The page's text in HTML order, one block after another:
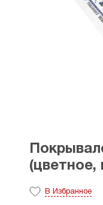
(цветное,
В Избранное